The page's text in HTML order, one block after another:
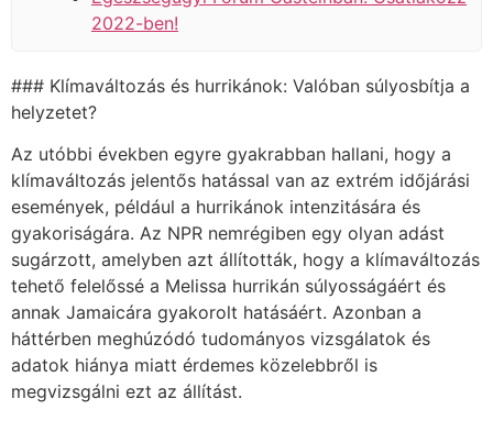
2022-ben!
### Klímaváltozás és hurrikánok: Valóban súlyosbítja a
helyzetet?
Az utóbbi években egyre gyakrabban hallani, hogy a
klímaváltozás jelentős hatással van az extrém időjárási
események, például a hurrikánok intenzitására és
gyakoriságára. Az NPR nemrégiben egy olyan adást
sugárzott, amelyben azt állították, hogy a klímaváltozás
tehető felelőssé a Melissa hurrikán súlyosságáért és
annak Jamaicára gyakorolt hatásáért. Azonban a
háttérben meghúzódó tudományos vizsgálatok és
adatok hiánya miatt érdemes közelebbről is
megvizsgálni ezt az állítást.